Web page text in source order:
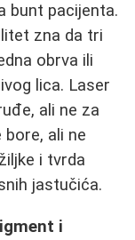
bunt pacijenta.
zna da tri
obrva ili
lica. Laser
ali ne za
ali ne
i tvrda
jastučića.
i